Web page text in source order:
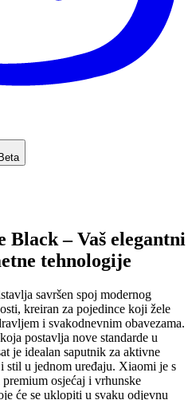
Beta
– Vaš elegantni
tehnologije
savršen spoj modernog
kreiran za pojedince koji žele
i svakodnevnim obavezama.
postavlja nove standarde u
je idealan saputnik za aktivne
stil u jednom uređaju. Xiaomi je s
osjećaj i vrhunske
će se uklopiti u svaku odjevnu